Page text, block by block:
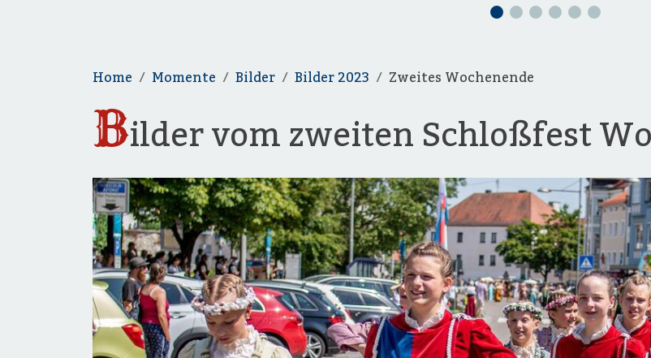
Home Momente Bilder Bilder 2023 Zweites Wochenende
Bilder vom zweiten Schloßfest